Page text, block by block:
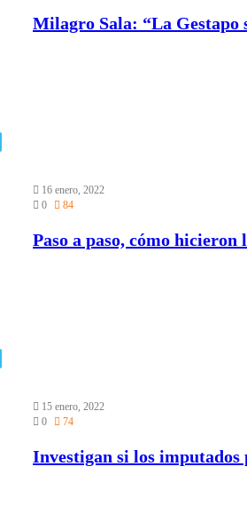
Milagro Sala: “La Gestapo
16 enero, 2022
0
84
Paso a paso, cómo
15 enero, 2022
0
74
Investigan si los imputados